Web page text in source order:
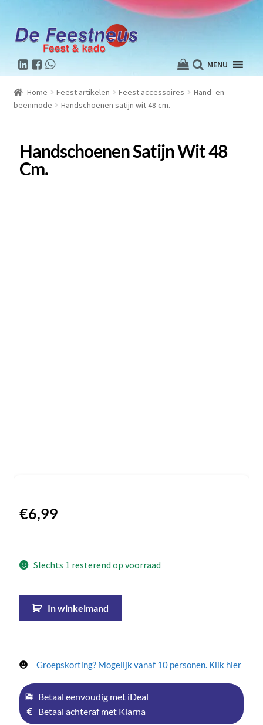
MENU
Home Feest artikelen Feest accessoires
Hand- en
beenmode
Handschoenen satijn wit 48 cm.
Handschoenen Satijn Wit 48
Cm.
€6,99
Slechts 1 resterend op voorraad
In winkelmand
Groepskorting? Mogelijk vanaf 10 personen. Klik hier
Betaal eenvoudig met iDeal
Betaal achteraf met Klarna